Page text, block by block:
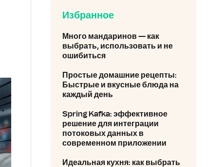
Избранное
Много мандаринов — как
выбрать, использовать и не
ошибиться
Простые домашние рецепты:
Быстрые и вкусные блюда на
каждый день
Spring Kafka: эффективное
решение для интеграции
потоковых данных в
современном приложении
Идеальная кухня: как выбрать